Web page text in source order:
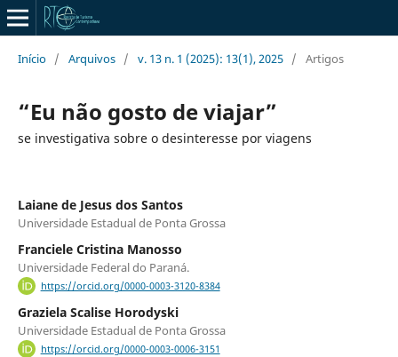
Início / Arquivos / v. 13 n. 1 (2025): 13(1), 2025 / Artigos
“Eu não gosto de viajar”
se investigativa sobre o desinteresse por viagens
Laiane de Jesus dos Santos
Universidade Estadual de Ponta Grossa
Franciele Cristina Manosso
Universidade Federal do Paraná.
https://orcid.org/0000-0003-3120-8384
Graziela Scalise Horodyski
Universidade Estadual de Ponta Grossa
https://orcid.org/0000-0003-0006-3151